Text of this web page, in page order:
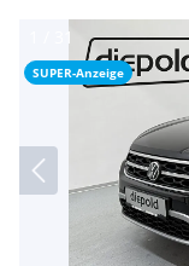
SUPER-Anzeige